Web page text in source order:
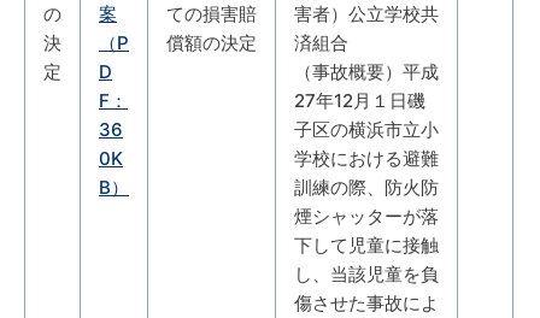
の
決
定
案
（P
D
F：
36
0K
B）
ての損害賠
償額の決定
害者）公立学校共
済組合
（事故概要）平成
27年12月１日磯
子区の横浜市立小
学校における避難
訓練の際、防火防
煙シャッターが落
下して児童に接触
し、当該児童を負
傷させた事故によ